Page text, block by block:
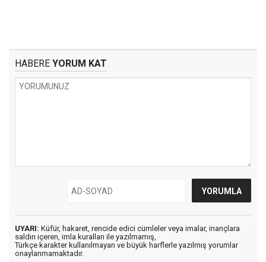
HABERE YORUM KAT
UYARI: Küfür, hakaret, rencide edici cümleler veya imalar, inançlara
saldırı içeren, imla kuralları ile yazılmamış,
Türkçe karakter kullanılmayan ve büyük harflerle yazılmış yorumlar
onaylanmamaktadır.